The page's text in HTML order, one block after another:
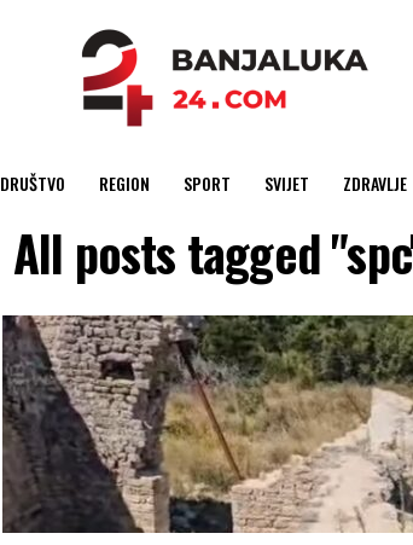
DRUŠTVO REGION SPORT SVIJET ZDRAVLJE
All posts tagged